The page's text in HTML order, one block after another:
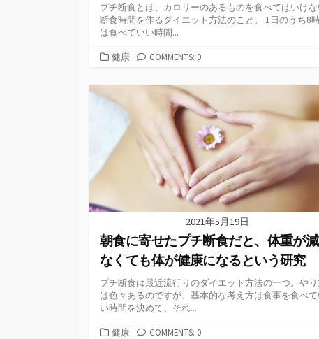
プチ断食とは、カロリーのあるものを食べてはいけ
断食時間を作るダイエット方法のこと。 1日のうち8
は食べていい時間...
カ
ゴ
リ
健康 COMMENTS: 0
2021年5月19日
朝食に寄せたプチ断食だと、体重が
なくても体が健康になるという研究
プチ断食は最近流行りのダイエット方法の一つ。や
は色々あるのですが、基本的な考え方は食事を食べ
い時間を決めて、それ...
カ健康 COMMENTS: 0